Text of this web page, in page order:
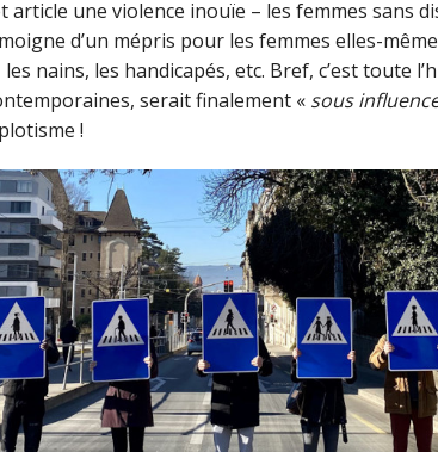
article une violence inouïe – les femmes sans
d’un mépris pour les femmes elles-
nains, les handicapés, etc. Bref, c’est toute
serait finalement « sous
!